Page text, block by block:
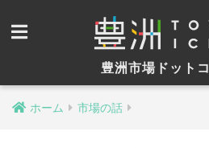
豊洲市場ドット
ホーム 市場の話